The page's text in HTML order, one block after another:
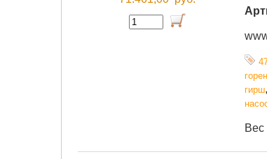
гирш,
Вес